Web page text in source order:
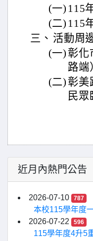
(一) 115
(二) 115
三、 活動周
(一)彰化
路端
(二)彰美
民眾
近月內熱門公告
2026-07-10 787
本校115學年度
2026-07-22
596
115學年度4升5